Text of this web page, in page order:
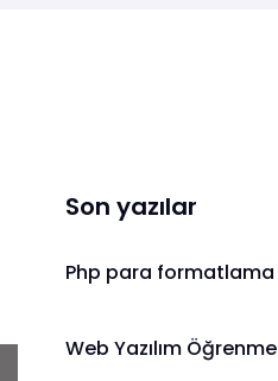
Son yazılar
Php para formatlama
Web Yazılım Öğrenme